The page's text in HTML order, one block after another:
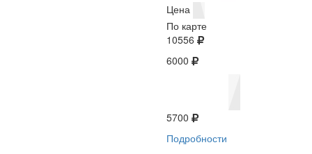
Цена
По карте
10556
6000
5700
Подробности